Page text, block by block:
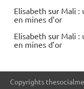
Elisabeth sur Mali :
en mines d’or
Elisabeth sur Mali :
en mines d’or
Copyrights